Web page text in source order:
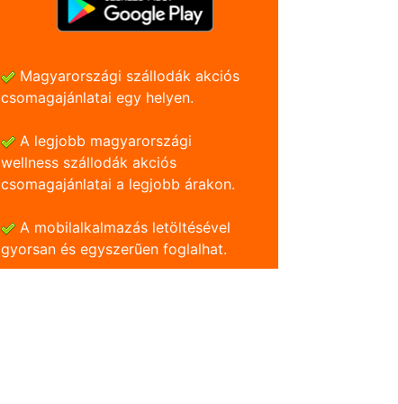
Magyarországi szállodák akciós
csomagajánlatai egy helyen.
A legjobb magyarországi
wellness szállodák akciós
csomagajánlatai a legjobb árakon.
A mobilalkalmazás letöltésével
gyorsan és egyszerũen foglalhat.